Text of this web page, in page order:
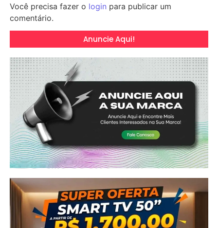
Você precisa fazer o login para publicar um
comentário.
Anuncie Aqui!